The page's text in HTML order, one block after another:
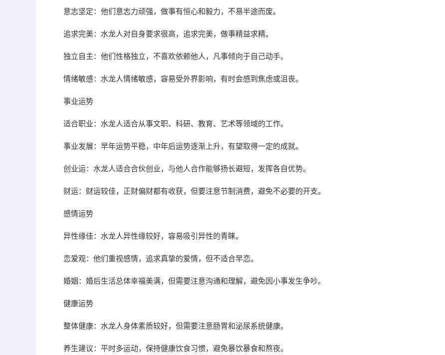
意志坚定：他们意志力顽强，做事有恒心和毅力，不易半途而废。
追求完美：水龙人对自身要求很高，追求完美，做事精益求精。
独立自主：他们性格独立，不喜欢依赖他人，凡事倾向于自己动手。
情绪敏感：水龙人情绪敏感，容易受外界影响，有时会感到焦虑或沮丧。
事业运势
适合职业：水龙人适合从事文职、科研、教育、艺术等领域的工作。
事业发展：早年运势平稳，中年后运势逐渐上升，有望取得一定的成就。
创业运：水龙人适合合伙创业，与他人合作能够扬长避短，发挥各自优势。
财运：财运较佳，正财偏财都有收获，但要注意节制消费，避免不必要的开支。
感情运势
异性缘佳：水龙人异性缘较好，容易吸引异性的青睐。
恋爱观：他们重视感情，追求真挚的爱情，但不适合早恋。
婚姻：婚后生活总体幸福美满，但需要注意沟通和理解，避免因小事发生争吵。
健康运势
整体健康：水龙人身体素质较好，但需要注意肠胃和泌尿系统健康。
养生建议：平时多运动，保持健康饮食习惯，避免暴饮暴食和熬夜。